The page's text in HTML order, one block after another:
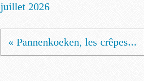
juillet 2026
« Pannenkoeken, les crêpes...